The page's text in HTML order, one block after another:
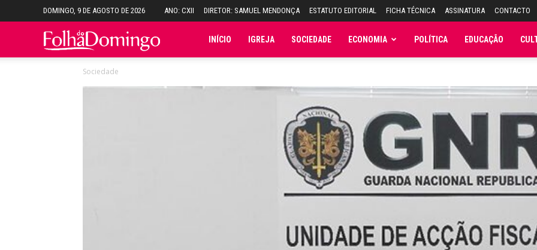
DOMINGO, 9 DE AGOSTO DE 2026 ANO: CXII DIRETOR: SAMUEL MENDONÇA ESTATUTO EDITORIAL FICHA TÉCNICA ASSINATURA CONTACTO
Folha INÍCIO IGREJA SOCIEDADE ECONOMIA POLÍTICA EDUCAÇÃO
Sociedade